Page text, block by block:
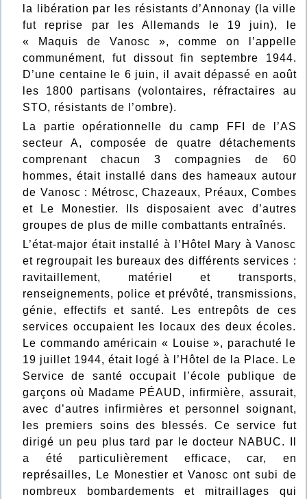
la libération par les résistants d’Annonay (la ville
fut reprise par les Allemands le 19 juin), le
« Maquis de Vanosc », comme on l’appelle
communément, fut dissout fin septembre 1944.
D’une centaine le 6 juin, il avait dépassé en août
les 1800 partisans (volontaires, réfractaires au
STO, résistants de l’ombre).
La partie opérationnelle du camp FFI de l’AS
secteur A, composée de quatre détachements
comprenant chacun 3 compagnies de 60
hommes, était installé dans des hameaux autour
de Vanosc : Métrosc, Chazeaux, Préaux, Combes
et Le Monestier. Ils disposaient avec d’autres
groupes de plus de mille combattants entraînés.
L’état-major était installé à l’Hôtel Mary à Vanosc
et regroupait les bureaux des différents services :
ravitaillement, matériel et transports,
renseignements, police et prévôté, transmissions,
génie, effectifs et santé. Les entrepôts de ces
services occupaient les locaux des deux écoles.
Le commando américain « Louise », parachuté le
19 juillet 1944, était logé à l’Hôtel de la Place. Le
Service de santé occupait l’école publique de
garçons où Madame PÉAUD, infirmière, assurait,
avec d’autres infirmières et personnel soignant,
les premiers soins des blessés. Ce service fut
dirigé un peu plus tard par le docteur NABUC. Il
a été particulièrement efficace, car, en
représailles, Le Monestier et Vanosc ont subi de
nombreux bombardements et mitraillages qui